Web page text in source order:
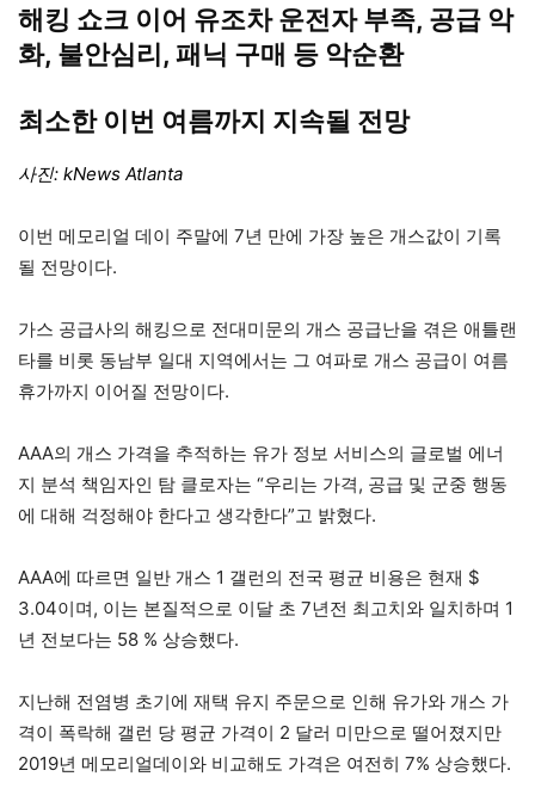
해킹 쇼크 이어 유조차 운전자 부족, 공급 악
화, 불안심리, 패닉 구매 등 악순환
최소한 이번 여름까지 지속될 전망
사진: kNews Atlanta
이번 메모리얼 데이 주말에 7년 만에 가장 높은 개스값이 기록
될 전망이다.
가스 공급사의 해킹으로 전대미문의 개스 공급난을 겪은 애틀랜
타를 비롯 동남부 일대 지역에서는 그 여파로 개스 공급이 여름
휴가까지 이어질 전망이다.
AAA의 개스 가격을 추적하는 유가 정보 서비스의 글로벌 에너
지 분석 책임자인 탐 클로자는 “우리는 가격, 공급 및 군중 행동
에 대해 걱정해야 한다고 생각한다”고 밝혔다.
AAA에 따르면 일반 개스 1 갤런의 전국 평균 비용은 현재 $
3.04이며, 이는 본질적으로 이달 초 7년전 최고치와 일치하며 1
년 전보다는 58 % 상승했다.
지난해 전염병 초기에 재택 유지 주문으로 인해 유가와 개스 가
격이 폭락해 갤런 당 평균 가격이 2 달러 미만으로 떨어졌지만
2019년 메모리얼데이와 비교해도 가격은 여전히 ​​7% 상승했다.